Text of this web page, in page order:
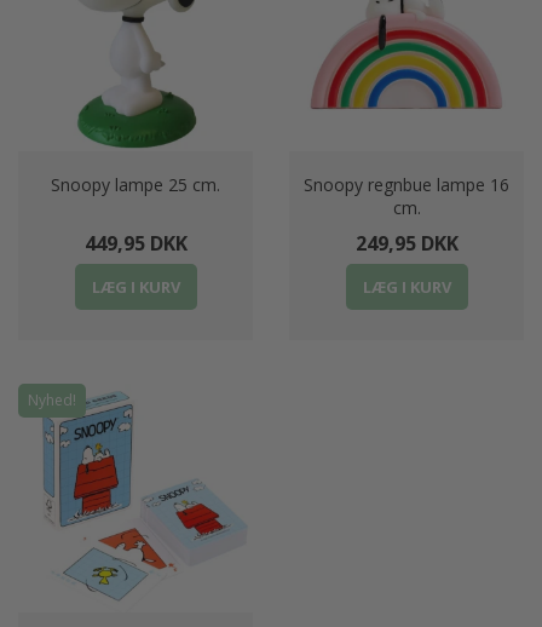
Snoopy lampe 25 cm.
449,95 DKK
LÆG I KURV
Snoopy regnbue lampe 16
cm.
249,95 DKK
LÆG I KURV
Nyhed!